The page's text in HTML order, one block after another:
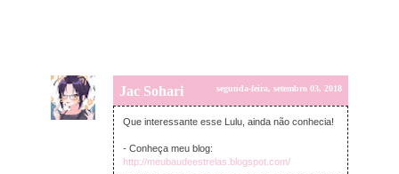
Jac Sohari segunda-feira, setembro 03, 2018
Que interessante esse Lulu, ainda não conhecia!
- Conheça meu blog:
http://meubaudeestrelas.blogspot.com/